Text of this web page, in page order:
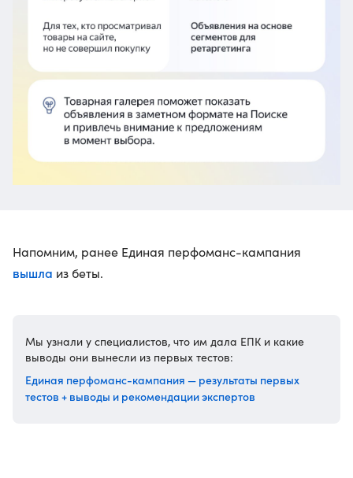
Напомним, ранее Единая перфоманс-кампания
вышла из беты.
Мы узнали у специалистов, что им дала ЕПК и какие
выводы они вынесли из первых тестов:
Единая перфоманс-кампания — результаты первых
тестов + выводы и рекомендации экспертов